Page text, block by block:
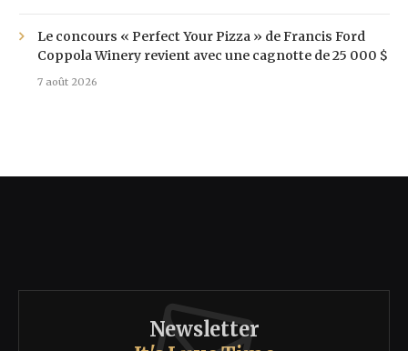
Le concours « Perfect Your Pizza » de Francis Ford
Coppola Winery revient avec une cagnotte de 25 000 $
7 août 2026
Newsletter